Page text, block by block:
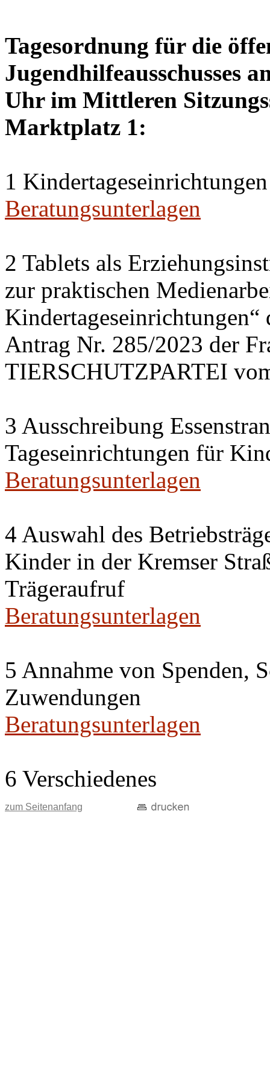
Tagesordnung für die
Jugendhilfeausschusses
Uhr im Mittleren
Marktplatz 1:
1
Beratungsunterlagen
2 Tablets als
zur praktischen
Kindertageseinrichtungen“
Antrag Nr. 285/2023 der
TIERSCHUTZPARTEI
3 Ausschreibung
Tageseinrichtungen für
Beratungsunterlagen
4 Auswahl des
Kinder in der Kremser
Trägeraufruf
Beratungsunterlagen
5 Annahme von Spenden,
Zuwendungen
Beratungsunterlagen
6 Verschiedenes
zum Seitenanfang